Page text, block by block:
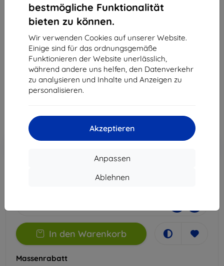
bestmögliche Funktionalität
bieten zu können.
Wir verwenden Cookies auf unserer Website.
Einige sind für das ordnungsgemäße
Funktionieren der Website unerlässlich,
während andere uns helfen, den Datenverkehr
zu analysieren und Inhalte und Anzeigen zu
personalisieren.
Akzeptieren
Anpassen
Ablehnen
3MK matte Sichtschutzfolie Silky Matt Privacy für
Oppo Reno 14 Pro
Geeignet für: Oppo Reno 14 Pro
14,90 €
13,41 €
ohne MWSt11,27 €
Rabatt mit Gutschein
In den
In den Warenkorb
Massenrabatt